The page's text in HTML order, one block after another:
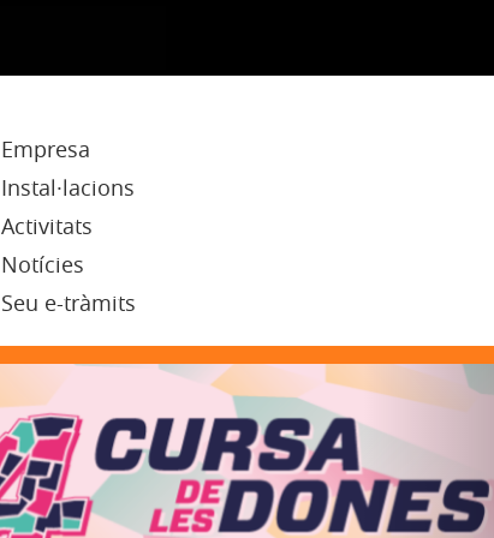
Empresa
Instal·lacions
Activitats
Notícies
Seu e-tràmits
Next